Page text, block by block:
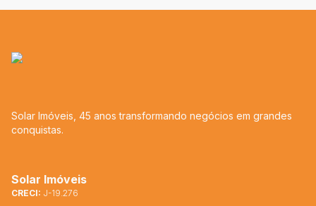
Solar Imóveis, 45 anos transformando negócios em grandes
conquistas.
Solar Imóveis
CRECI: J-19.276